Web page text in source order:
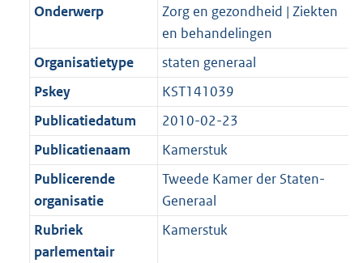
Onderwerp
Zorg en gezondheid | Ziekten
en behandelingen
Organisatietype
staten generaal
Pskey
KST141039
Publicatiedatum
2010-02-23
Publicatienaam
Kamerstuk
Publicerende
organisatie
Tweede Kamer der Staten-
Generaal
Rubriek
parlementair
Kamerstuk